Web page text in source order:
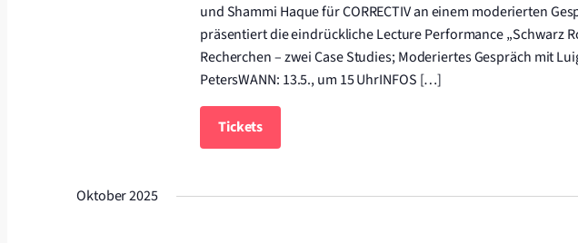
und Shammi Haque für CORRECTIV an einem moderierten
präsentiert die eindrückliche Lecture Performance „Schwarz
Recherchen – zwei Case Studies; Moderiertes Gespräch mit
PetersWANN: 13.5., um 15 UhrINFOS […]
Tickets
Oktober 2025